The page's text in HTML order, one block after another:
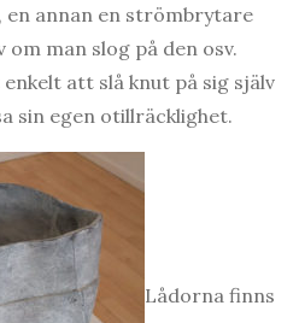
en annan en strömbrytare
om man slog på den osv.
att slå knut på sig själv
sin egen otillräcklighet.
Lådorna finns